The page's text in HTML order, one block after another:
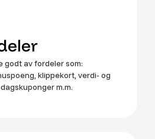
godt av fordeler som:
klippekort, verdi- og
m.m.